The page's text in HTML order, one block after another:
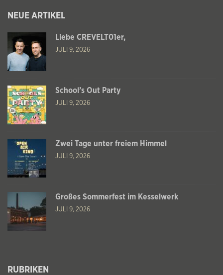
NEUE ARTIKEL
Liebe CREVELT01er,
JULI 9, 2026
School’s Out Party
JULI 9, 2026
Zwei Tage unter freiem Himmel
JULI 9, 2026
Großes Sommerfest im Kesselwerk
JULI 9, 2026
RUBRIKEN